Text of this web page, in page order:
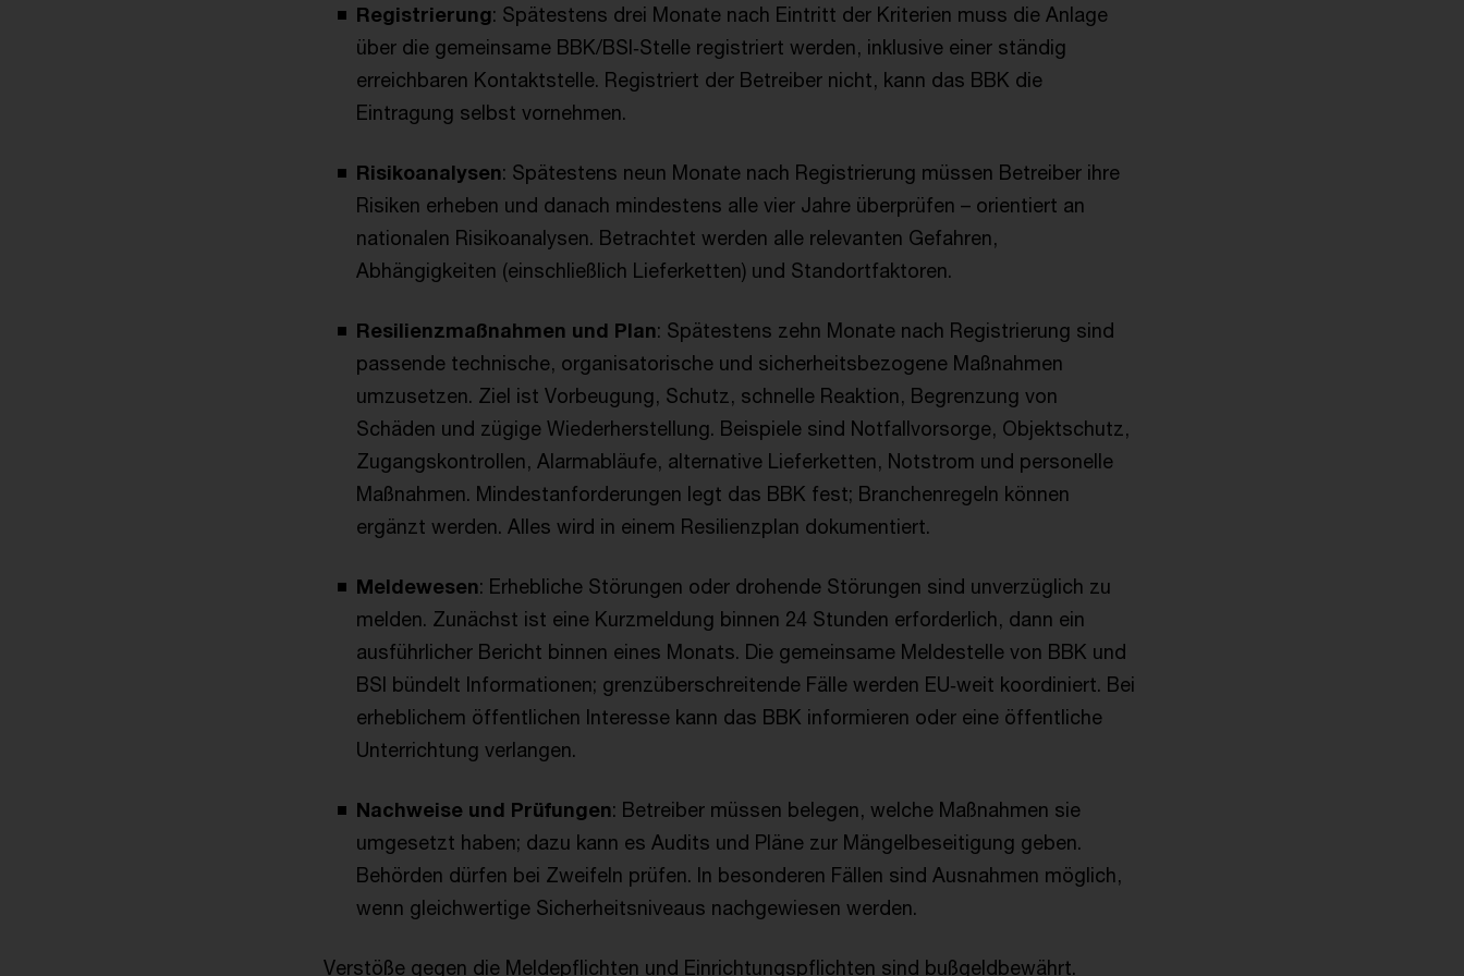
Registrierung: Spätestens drei Monate nach Eintritt der Kriterien muss die Anlage
über die gemeinsame BBK/BSI‑Stelle registriert werden, inklusive einer ständig
erreichbaren Kontaktstelle. Registriert der Betreiber nicht, kann das BBK die
Eintragung selbst vornehmen.
Risikoanalysen: Spätestens neun Monate nach Registrierung müssen Betreiber ihre
Risiken erheben und danach mindestens alle vier Jahre überprüfen – orientiert an
nationalen Risikoanalysen. Betrachtet werden alle relevanten Gefahren,
Abhängigkeiten (einschließlich Lieferketten) und Standortfaktoren.
Resilienzmaßnahmen und Plan: Spätestens zehn Monate nach Registrierung sind
passende technische, organisatorische und sicherheitsbezogene Maßnahmen
umzusetzen. Ziel ist Vorbeugung, Schutz, schnelle Reaktion, Begrenzung von
Schäden und zügige Wiederherstellung. Beispiele sind Notfallvorsorge, Objektschutz,
Zugangskontrollen, Alarmabläufe, alternative Lieferketten, Notstrom und personelle
Maßnahmen. Mindestanforderungen legt das BBK fest; Branchenregeln können
ergänzt werden. Alles wird in einem Resilienzplan dokumentiert.
Meldewesen: Erhebliche Störungen oder drohende Störungen sind unverzüglich zu
melden. Zunächst ist eine Kurzmeldung binnen 24 Stunden erforderlich, dann ein
ausführlicher Bericht binnen eines Monats. Die gemeinsame Meldestelle von BBK und
BSI bündelt Informationen; grenzüberschreitende Fälle werden EU‑weit koordiniert. Bei
erheblichem öffentlichen Interesse kann das BBK informieren oder eine öffentliche
Unterrichtung verlangen.
Nachweise und Prüfungen: Betreiber müssen belegen, welche Maßnahmen sie
umgesetzt haben; dazu kann es Audits und Pläne zur Mängelbeseitigung geben.
Behörden dürfen bei Zweifeln prüfen. In besonderen Fällen sind Ausnahmen möglich,
wenn gleichwertige Sicherheitsniveaus nachgewiesen werden.
Verstöße gegen die Meldepflichten und Einrichtungspflichten sind bußgeldbewährt.